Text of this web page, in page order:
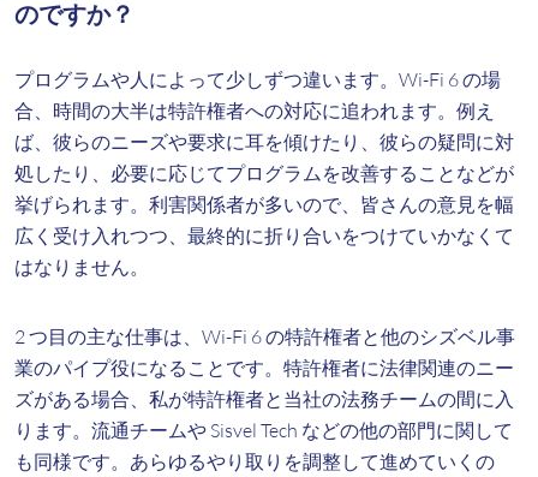
のですか？
プログラムや人によって少しずつ違います。Wi-Fi 6 の場
合、時間の大半は特許権者への対応に追われます。例え
ば、彼らのニーズや要求に耳を傾けたり、彼らの疑問に対
処したり、必要に応じてプログラムを改善することなどが
挙げられます。利害関係者が多いので、皆さんの意見を幅
広く受け入れつつ、最終的に折り合いをつけていかなくて
はなりません。
2 つ目の主な仕事は、Wi-Fi 6 の特許権者と他のシズベル事
業のパイプ役になることです。特許権者に法律関連のニー
ズがある場合、私が特許権者と当社の法務チームの間に入
ります。流通チームや Sisvel Tech などの他の部門に関して
も同様です。あらゆるやり取りを調整して進めていくの